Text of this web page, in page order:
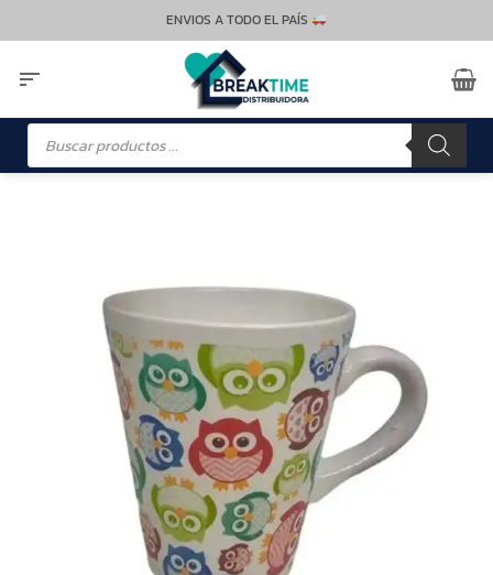
al
contenido
ENVIOS A TODO EL PAÍS
Búsqueda
productos